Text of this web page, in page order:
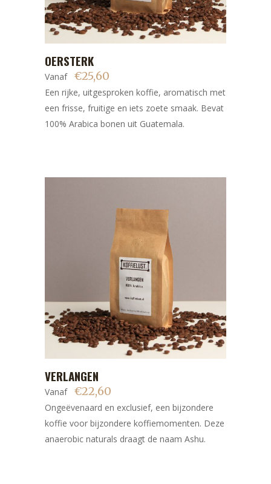
product
heeft
meerdere
variaties.
Deze
gekozen
OERSTERK
Vanaf €25,60
Een rijke, uitgesproken koffie, aromatisch met
een frisse, fruitige en iets zoete smaak. Bevat
100% Arabica bonen uit Guatemala.
product
heeft
meerdere
variaties.
Deze
VERLANGEN
Vanaf €22,60
Ongeëvenaard en exclusief, een bijzondere
koffie voor bijzondere koffiemomenten. Deze
anaerobic naturals draagt de naam Ashu.